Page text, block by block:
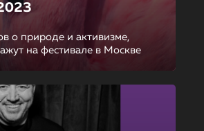
о природе и активизме,
на фестивале в Москве